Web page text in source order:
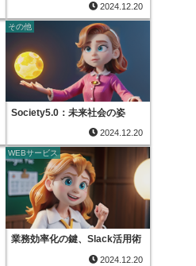
2024.12.20
その他
Society5.0：未来社会の姿
2024.12.20
WEBサービス
業務効率化の鍵、Slack活用術
2024.12.20